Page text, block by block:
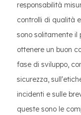
responsabilità
controlli di qualità
sono solitamente il
ottenere un buon
fase di sviluppo,
sicurezza,
incidenti e sulle
queste sono le